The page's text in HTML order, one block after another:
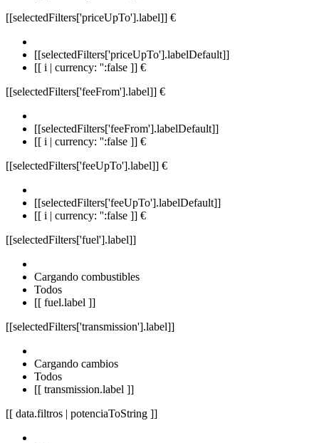
[[selectedFilters['priceUpTo'].label]] €
[[selectedFilters['priceUpTo'].labelDefault]]
[[ i | currency: '':false ]] €
[[selectedFilters['feeFrom'].label]] €
[[selectedFilters['feeFrom'].labelDefault]]
[[ i | currency: '':false ]] €
[[selectedFilters['feeUpTo'].label]] €
[[selectedFilters['feeUpTo'].labelDefault]]
[[ i | currency: '':false ]] €
[[selectedFilters['fuel'].label]]
Cargando combustibles
Todos
[[ fuel.label ]]
[[selectedFilters['transmission'].label]]
Cargando cambios
Todos
[[ transmission.label ]]
[[ data.filtros | potenciaToString ]]